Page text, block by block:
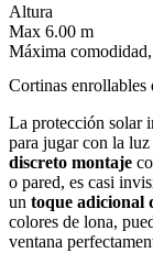
Altura
Max 6.00 m
Máxima
Cortinas enrollables
La protección solar
para jugar con la luz
discreto montaje
o pared, es casi
un toque adicional
colores de lona,
ventana